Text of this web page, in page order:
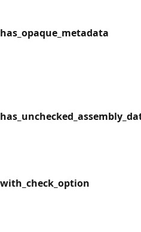
has_opaque_metadata
with_check_option